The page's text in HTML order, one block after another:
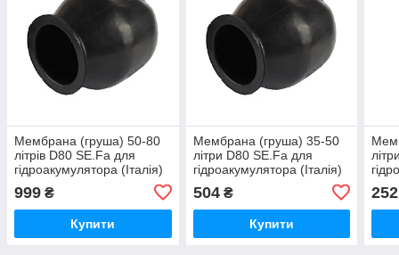
Мембрана (груша) 50-80
літрів D80 SE.Fa для
гідроакумулятора (Італія)
999 ₴
Купити
Мембрана (груша) 35-50
літри D80 SE.Fa для
гідроакумулятора (Італія)
504₴
Купити
252